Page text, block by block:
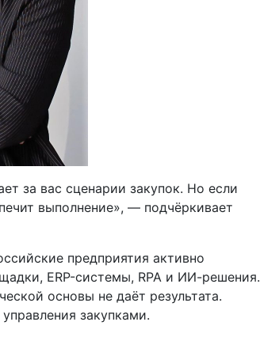
за вас сценарии закупок. Но если
выполнение», — подчёркивает
предприятия активно
ERP-системы, RPA и ИИ-решения.
основы не даёт результата.
закупками.